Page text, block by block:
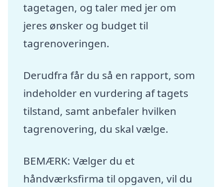
tagetagen, og taler med jer om
jeres ønsker og budget til
tagrenoveringen.
Derudfra får du så en rapport, som
indeholder en vurdering af tagets
tilstand, samt anbefaler hvilken
tagrenovering, du skal vælge.
BEMÆRK: Vælger du et
håndværksfirma til opgaven, vil du